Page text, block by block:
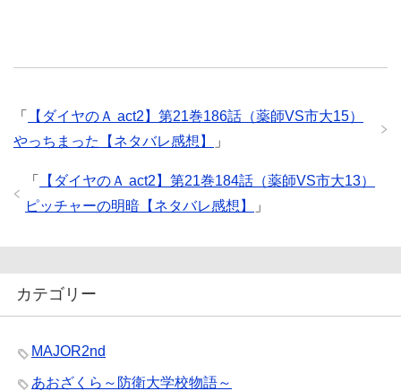
「
【ダイヤのＡ act2】第21巻186話（薬師VS市大15）
やっちまった【ネタバレ感想】
」
「
【ダイヤのＡ act2】第21巻184話（薬師VS市大13）
ピッチャーの明暗【ネタバレ感想】
」
カテゴリー
MAJOR2nd
あおざくら～防衛大学校物語～